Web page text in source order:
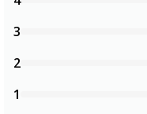
3
2
1